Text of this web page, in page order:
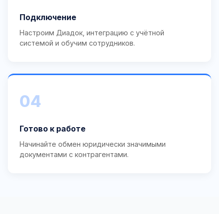
Подключение
Настроим Диадок, интеграцию с учётной
системой и обучим сотрудников.
04
Готово к работе
Начинайте обмен юридически значимыми
документами с контрагентами.